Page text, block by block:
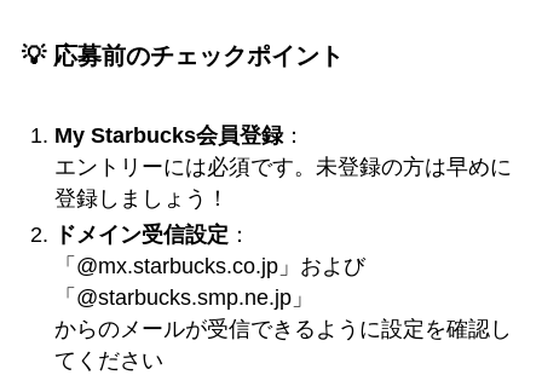
💡 応募前のチェックポイント
My Starbucks会員登録：
エントリーには必須です。未登録の方は早めに
登録しましょう！
ドメイン受信設定 ：
「@mx.starbucks.co.jp」および
「@starbucks.smp.ne.jp」
からのメールが受信できるように設定を確認し
てください